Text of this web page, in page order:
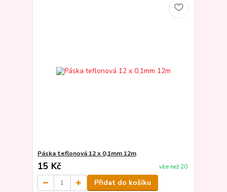
Páska teflonová 12 x 0,1mm 12m
15 Kč více než 20
Přidat do košíku